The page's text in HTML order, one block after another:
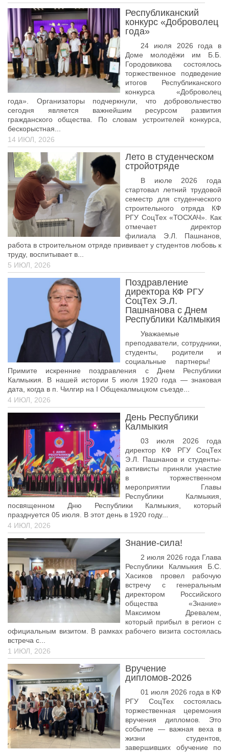
Приказы о зачислении
Студенту
Личный кабинет
Расписание учебных занятий студентов на 2-ое
полугодие
Коллективные творческие дела
Библиотека
Студенческий совет
Студенческое научное общество
Социальная поддержка студентов
Центр содействия трудоустройству выпускников
График учебного процесса
Электронное обучение и дистанционные
образовательные технологии
Родителям
Образовательный кредит
Памятка обучающимся
КФ РГУ СоцТех
Педагогические чтения памяти Т.Н. Чедыровой
ДПО
Лицензия
Рабочие программы
Перечень ДПО
Музей КФ РГУ СоцТех
Материалы научно-практических конференций
Наставничество
Нормативные документы
Фото галерея
Наши выпускники
НОКО
ФП “Молодые профессионалы”
Лицензирование-2026
09.02.09 Веб-разработка
09.02.13 Интеграция решений с применением
технологий искусственного интеллекта
Республиканский
конкурс «Доброволец
года»
24 июля 2026 года в
Доме молодёжи им Б.Б.
Городовикова состоялось
торжественное подведение
итогов Республиканского
конкурса «Доброволец
года». Организаторы подчеркнули, что добровольчество
сегодня является важнейшим ресурсом развития
гражданского общества. По словам устроителей конкурса,
бескорыстная...
14 ИЮЛ, 2026
Лето в студенческом
стройотряде
В июле 2026 года
стартовал летний трудовой
семестр для студенческого
строительного отряда КФ
РГУ СоцТех «ТОСХАЧ». Как
отмечает директор
филиала Э.Л. Пашнанов,
работа в строительном отряде прививает у студентов любовь к
труду, воспитывает в...
5 ИЮЛ, 2026
Поздравление
директора КФ РГУ
СоцТех Э.Л.
Пашнанова с Днем
Республики Калмыкия
Уважаемые
преподаватели, сотрудники,
студенты, родители и
социальные партнеры!
Примите искренние поздравления с Днем Республики
Калмыкия. В нашей истории 5 июля 1920 года — знаковая
дата, когда в п. Чилгир на I Общекалмыцком съезде...
4 ИЮЛ, 2026
День Республики
Калмыкия
03 июля 2026 года
директор КФ РГУ СоцТех
Э.Л. Пашнанов и студенты-
активисты приняли участие
в торжественном
мероприятии Главы
Республики Калмыкия,
посвященном Дню Республики Калмыкия, который
празднуется 05 июля. В этот день в 1920 году...
4 ИЮЛ, 2026
Знание-сила!
2 июля 2026 года Глава
Республики Калмыкия Б.С.
Хасиков провел рабочую
встречу с генеральным
директором Российского
общества «Знание»
Максимом Древалем,
который прибыл в регион с
официальным визитом. В рамках рабочего визита состоялась
встреча с...
1 ИЮЛ, 2026
Вручение
дипломов-2026
01 июля 2026 года в КФ
РГУ СоцТех состоялась
торжественная церемония
вручения дипломов. Это
событие — важная веха в
жизни студентов,
завершивших обучение по